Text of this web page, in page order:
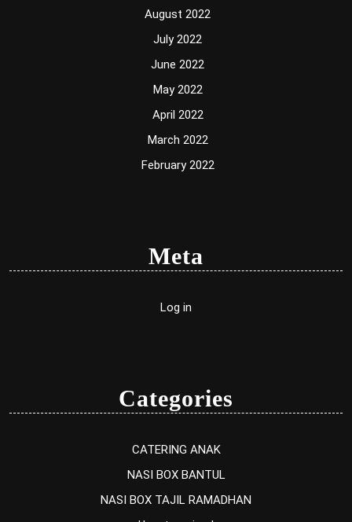
August 2022
July 2022
June 2022
May 2022
April 2022
March 2022
February 2022
Meta
Log in
Categories
CATERING ANAK
NASI BOX BANTUL
NASI BOX TAJIL RAMADHAN